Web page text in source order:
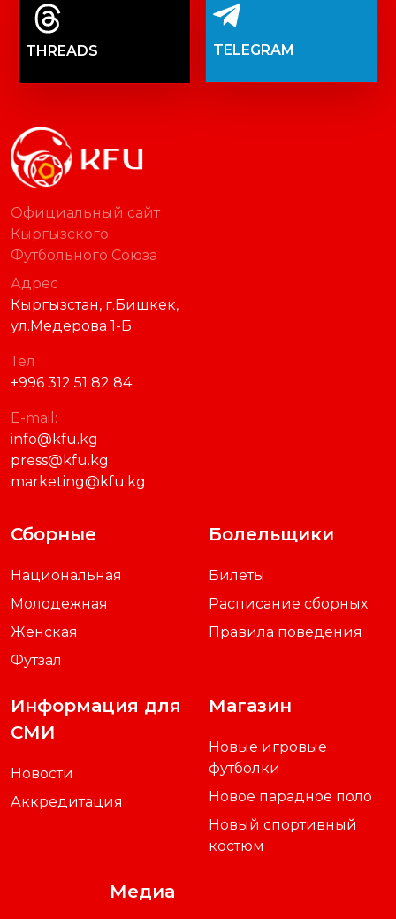
THREADS TELEGRAM
Официальный сайт
Кыргызского
Футбольного Союза
Адрес
Кыргызстан, г.Бишкек,
ул.Медерова 1-Б
Тел
+996 312 51 82 84
E-mail:
info@kfu.kg
press@kfu.kg
marketing@kfu.kg
Сборные
Национальная
Молодежная
Женская
Футзал
Болельщики
Билеты
Расписание сборных
Правила поведения
Информация для
СМИ
Новости
Аккредитация
Магазин
Новые игровые
футболки
Новое парадное поло
Новый спортивный
костюм
Медиа